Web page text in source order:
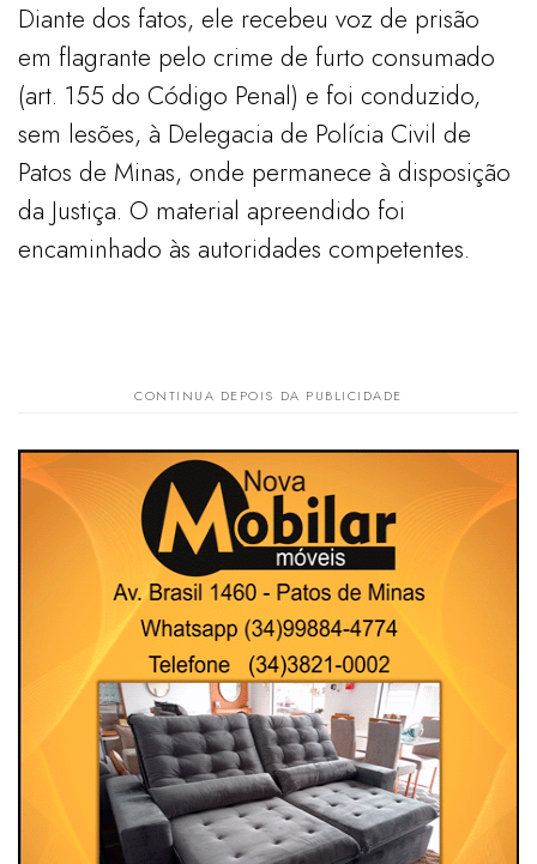
Diante dos fatos, ele recebeu voz de prisão
em flagrante pelo crime de furto consumado
(art. 155 do Código Penal) e foi conduzido,
sem lesões, à Delegacia de Polícia Civil de
Patos de Minas, onde permanece à disposição
da Justiça. O material apreendido foi
encaminhado às autoridades competentes.